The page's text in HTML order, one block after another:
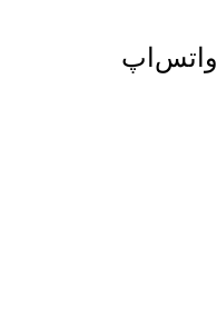
واتس‌اپ